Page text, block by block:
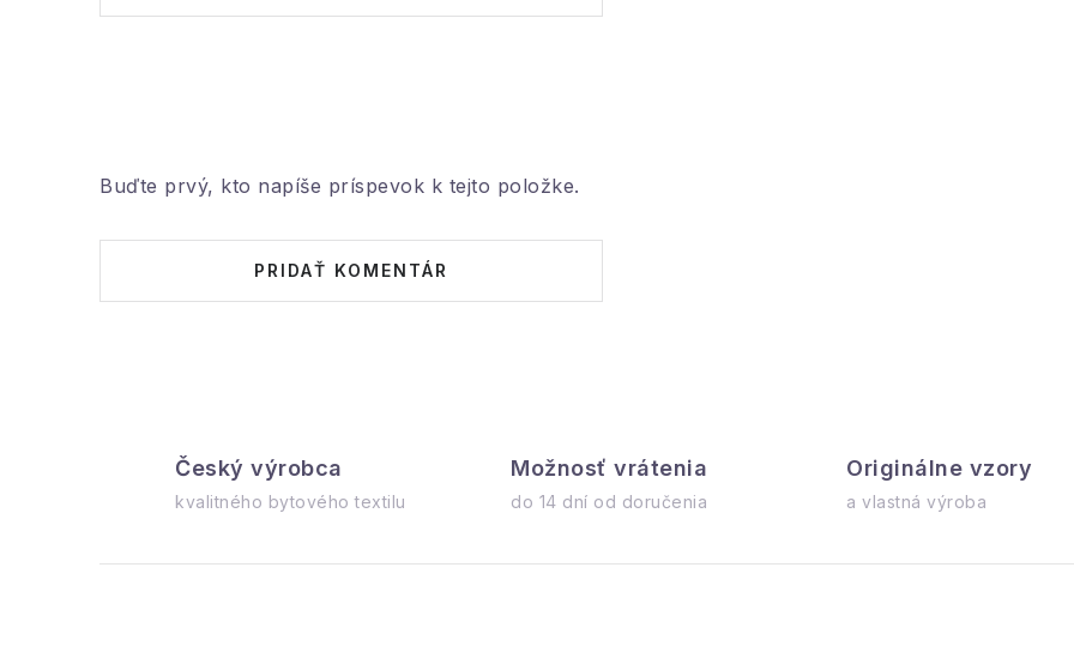
Český výrobca
kvalitného bytového textilu
Možnosť vrátenia
do 14 dní od doručenia
Originálne vzory
a vlastná výroba
Buďte prvý, kto napíše príspevok k tejto položke.
PRIDAŤ KOMENTÁR